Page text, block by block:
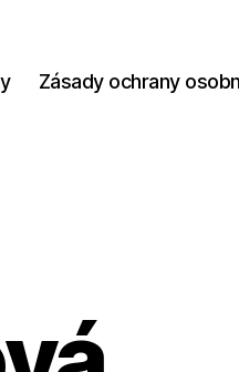
Zásady ochrany